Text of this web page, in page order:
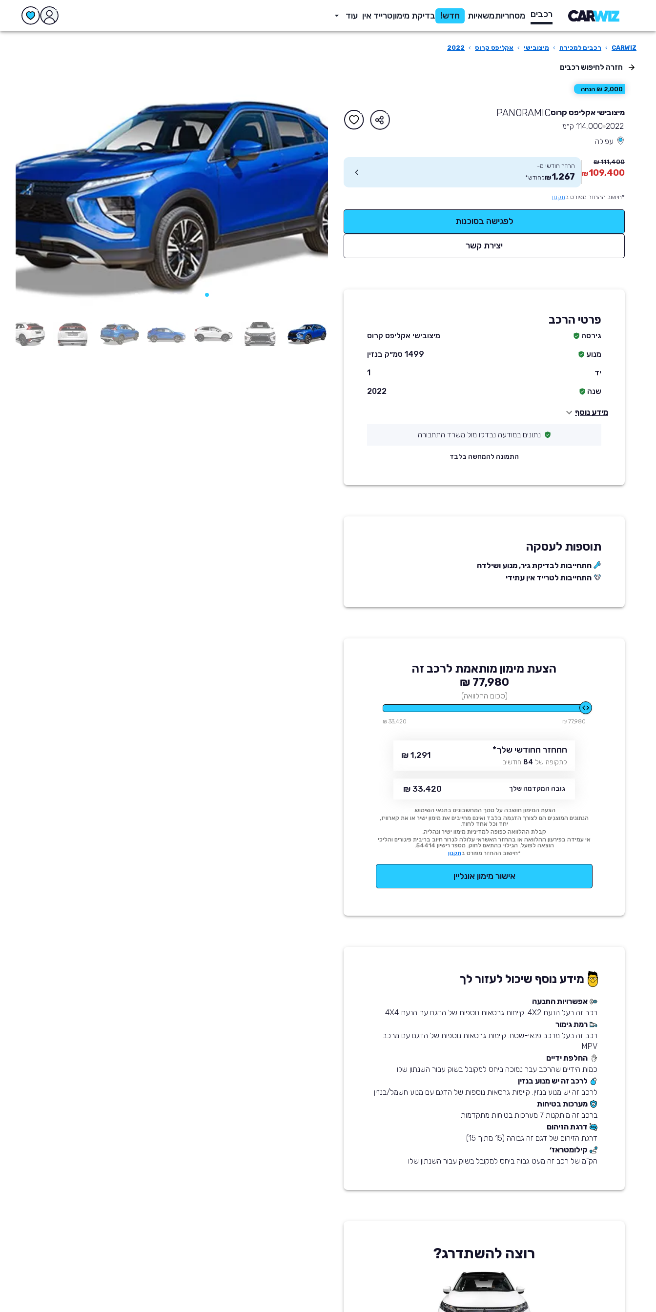
רכבים מסחריותמשאיות חדש! בדיקת מימוןטרייד אין עוד
CARWIZ
› רכבים למכירה › מיצובישי › אקליפס קרוס ›
2022
חזרה לחיפוש רכבים
2,000 ₪ הנחה
מיצובישי אקליפס קרוסPANORAMIC
2022 114,000 ק״מ
עפולה
111,400 ₪
109,400
₪
החזר חודשי מ-
1,267
₪לחודש*
*חישוב ההחזר מפורט בתקנון
לפגישה בסוכנות
יצירת קשר
פרטי הרכב
גירסה
מיצובישי אקליפס קרוס
מנוע
1499 סמ״ק בנזין
יד
1
שנה
2022
מידע נוסף
נתונים במודעה נבדקו מול משרד התחבורה
התמונה להמחשה בלבד
תוספות לעסקה
התחייבות לבדיקת גיר, מנוע ושילדה
התחייבות לטרייד אין עתידי
הצעת מימון מותאמת לרכב זה
77,980 ₪
(סכום ההלוואה)
77,980 ₪
33,420 ₪
ההחזר החודשי שלך*
לתקופה של 84 חודשים
1,291 ₪
גובה המקדמה שלך 33,420 ₪
הצעת המימון חושבה על סמך המחשבונים בתנאי השימוש.
הנתונים המוצגים הם לצורך הדגמה בלבד ואינם מחייבים את מימון ישיר או את קארוויז,
יחד וכל אחד לחוד.
קבלת ההלוואה כפופה למדיניות מימון ישיר ונהליה.
אי עמידה בפירעון ההלוואה או בהחזר האשראי עלולה לגרור חיוב בריבית פיגורים והליכי
הוצאה לפועל. הגילוי בהתאם לחוק. מספר רישיון 54414.
*חישוב ההחזר מפורט בתקנון
אישור מימון אונליין
מידע נוסף שיכול לעזור לך
אפשרויות התנעה
רכב זה בעל הנעת 4X2. קיימות גרסאות נוספות של הדגם עם הנעת 4X4
רמת גימור
רכב זה בעל מרכב פנאי-שטח. קיימות גרסאות נוספות של הדגם עם מרכב
MPV
החלפת ידיים
כמות הידיים שהרכב עבר נמוכה ביחס למקובל בשוק עבור השנתון שלו
לרכב זה יש מנוע בנזין
לרכב זה יש מנוע בנזין. קיימות גרסאות נוספות של הדגם עם מנוע חשמל/בנזין
מערכות בטיחות
ברכב זה מותקנות 7 מערכות בטיחות מתקדמות
דרגת הזיהום
דרגת הזיהום של דגם זה גבוהה (15 מתוך 15)
קילומטראז׳
הק"מ של רכב זה מעט גבוה ביחס למקובל בשוק עבור השנתון שלו
רוצה להשתדרג?